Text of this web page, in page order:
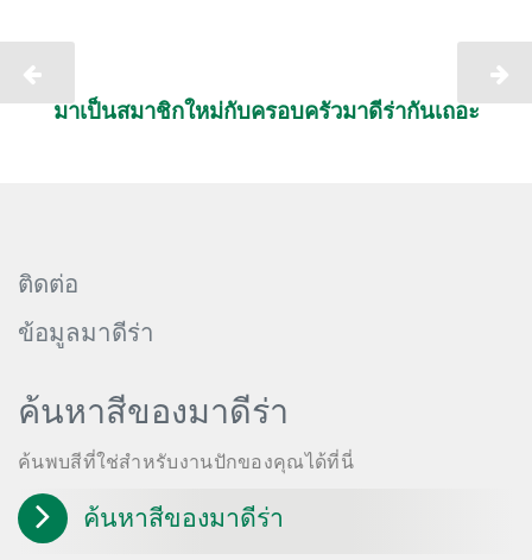
มาเป็นสมาชิกใหม่กับครอบครัวมาดีร่ากันเถอะ
ติดต่อ
ข้อมูลมาดีร่า
ค้นหาสีของมาดีร่า
ค้นพบสีที่ใช่สำหรับงานปักของคุณได้ที่นี่
ค้นหาสีของมาดีร่า